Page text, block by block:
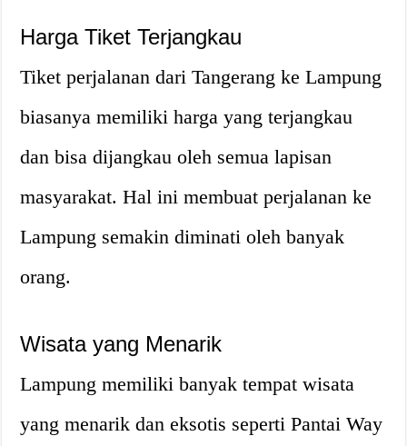
Harga Tiket Terjangkau
Tiket perjalanan dari Tangerang ke Lampung
biasanya memiliki harga yang terjangkau
dan bisa dijangkau oleh semua lapisan
masyarakat. Hal ini membuat perjalanan ke
Lampung semakin diminati oleh banyak
orang.
Wisata yang Menarik
Lampung memiliki banyak tempat wisata
yang menarik dan eksotis seperti Pantai Way